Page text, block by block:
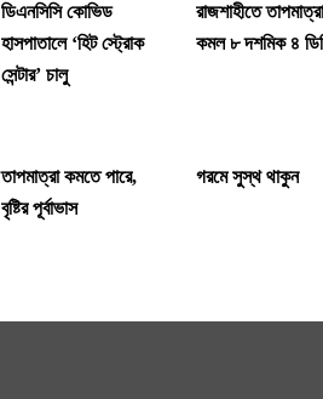
ডিএনসিসি কোভিড
হাসপাতালে ‘হিট স্ট্রোক
সেন্টার’ চালু
রাজশাহীতে তাপমাত্রা
কমল ৮ দশমিক ৪
তাপমাত্রা কমতে পারে,
বৃষ্টির পূর্বাভাস
গরমে সুস্থ থাকুন